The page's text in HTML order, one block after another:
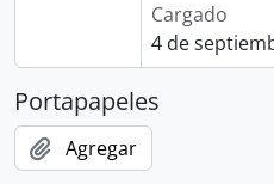
Cargado
4 de
Portapapeles
Agregar